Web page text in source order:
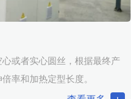
或者实心圆丝，根据最终产
率和加热定型长度。